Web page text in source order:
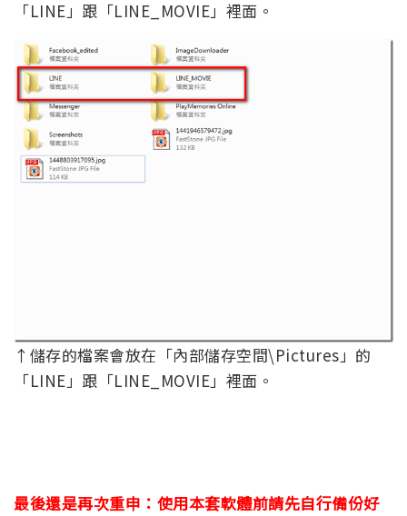
「LINE」跟「LINE_MOVIE」裡面。
↑儲存的檔案會放在「內部儲存空間\Pictures」的
「LINE」跟「LINE_MOVIE」裡面。
最後還是再次重申：使用本套軟體前請先自行備份好